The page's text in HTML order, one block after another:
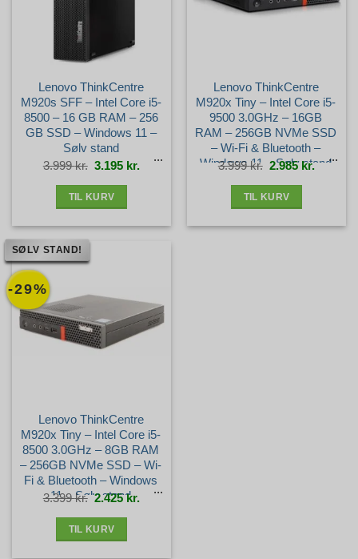
Lenovo ThinkCentre
M920s SFF – Intel Core i5-
8500 – 16 GB RAM – 256
GB SSD – Windows 11 –
Sølv stand
3.999kr. Den
oprindelige
pris
3.195 kr. Den
aktuelle
pris
TIL KURV
Lenovo ThinkCentre
M920x Tiny – Intel Core i5-
9500 3.0GHz – 16GB
RAM – 256GB NVMe SSD
– Wi-Fi & Bluetooth –
Windows 11 – Sølv stand
3.999kr. Den
oprindelige
pris
2.985kr.Den
aktuelle
pris
TIL KURV
-29%
SØLV STAND!
Lenovo ThinkCentre
M920x Tiny – Intel Core i5-
8500 3.0GHz – 8GB RAM
– 256GB NVMe SSD – Wi-
Fi & Bluetooth – Windows
11 – Sølv stand
3.399kr. Den
oprindelige
pris
2.425kr. Den
aktuelle
pris
TIL KURV